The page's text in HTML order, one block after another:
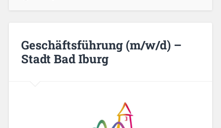
Geschäftsführung (m/w/d) –
Stadt Bad Iburg